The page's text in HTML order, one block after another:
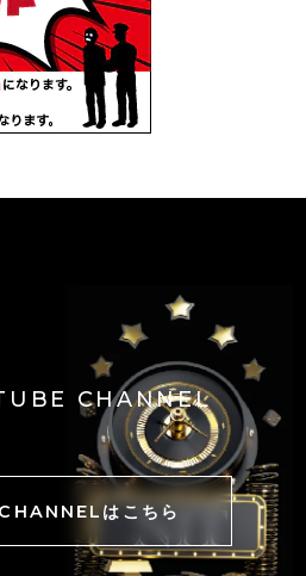
CHANNEL
はこちら